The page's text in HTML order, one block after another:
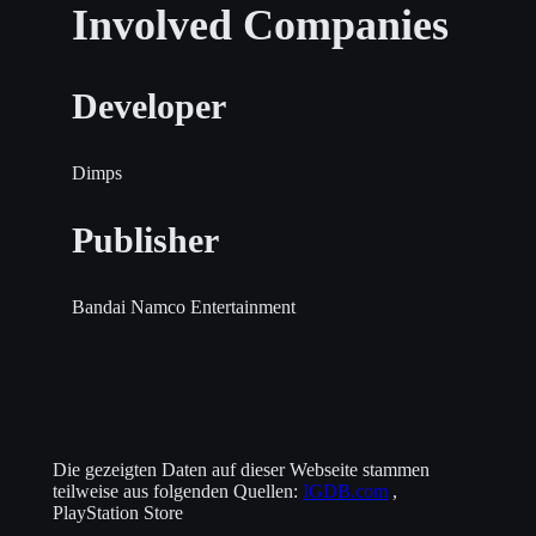
Involved Companies
Developer
Dimps
Publisher
Bandai Namco Entertainment
Die gezeigten Daten auf dieser Webseite stammen
teilweise aus folgenden Quellen: IGDB.com ,
PlayStation Store